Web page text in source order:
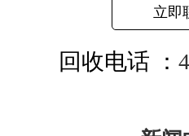
立即
回收电话 ：